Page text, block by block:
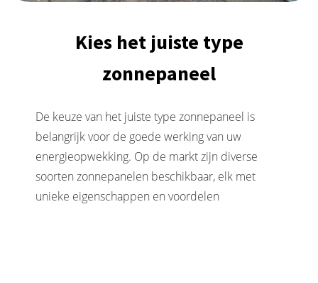
Kies het juiste type
zonnepaneel
De keuze van het juiste type zonnepaneel is
belangrijk voor de goede werking van uw
energieopwekking. Op de markt zijn diverse
soorten zonnepanelen beschikbaar, elk met
unieke eigenschappen en voordelen